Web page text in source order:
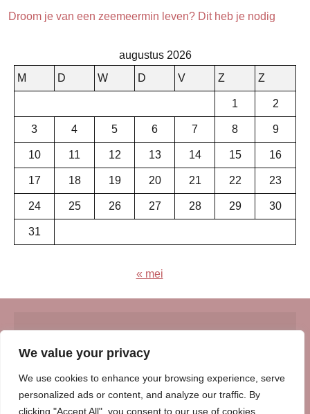
We value your privacy
We use cookies to enhance your browsing experience, serve
personalized ads or content, and analyze our traffic. By
clicking "Accept All", you consent to our use of cookies.
Droom je van een zeemeermin leven? Dit heb je nodig
augustus 2026
M
D W D V Z Z
1 2
3 4 5 6 7 8 9
10 11 12 13 14 15 16
17 18 19 20 21 22 23
24 25 26 27 28 29 30
31
« mei
© Insert Internetuitgeverij
Afscheidenverlies.nl